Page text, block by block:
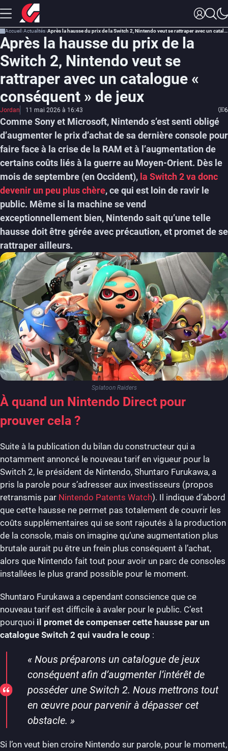
Accueil Actualités Après la hausse du prix de la Switch 2, Nintendo veut se rattraper avec un catalogue « conséquent » de jeux
Après la hausse du prix de la
Switch 2, Nintendo veut se
rattraper avec un catalogue «
conséquent » de jeux
Jordan 11 mai 2026 à 16:43 6
Comme Sony et Microsoft, Nintendo s’est senti obligé
d’augmenter le prix d’achat de sa dernière console pour
faire face à la crise de la RAM et à l’augmentation de
certains coûts liés à la guerre au Moyen-Orient. Dès le
mois de septembre (en Occident), la Switch 2 va donc
devenir un peu plus chère, ce qui est loin de ravir le
public. Même si la machine se vend
exceptionnellement bien, Nintendo sait qu’une telle
hausse doit être gérée avec précaution, et promet de se
rattraper ailleurs.
Splatoon Raiders
À quand un Nintendo Direct pour
prouver cela ?
Suite à la publication du bilan du constructeur qui a
notamment annoncé le nouveau tarif en vigueur pour la
Switch 2, le président de Nintendo, Shuntaro Furukawa, a
pris la parole pour s’adresser aux investisseurs (propos
retransmis par Nintendo Patents Watch). Il indique d’abord
que cette hausse ne permet pas totalement de couvrir les
coûts supplémentaires qui se sont rajoutés à la production
de la console, mais on imagine qu’une augmentation plus
brutale aurait pu être un frein plus conséquent à l’achat,
alors que Nintendo fait tout pour avoir un parc de consoles
installées le plus grand possible pour le moment.
Shuntaro Furukawa a cependant conscience que ce
nouveau tarif est difficile à avaler pour le public. C’est
pourquoi il promet de compenser cette hausse par un
catalogue Switch 2 qui vaudra le coup :
« Nous préparons un catalogue de jeux
conséquent afin d’augmenter l’intérêt de
posséder une Switch 2. Nous mettrons tout
en œuvre pour parvenir à dépasser cet
obstacle. »
Si l’on veut bien croire Nintendo sur parole, pour le moment,